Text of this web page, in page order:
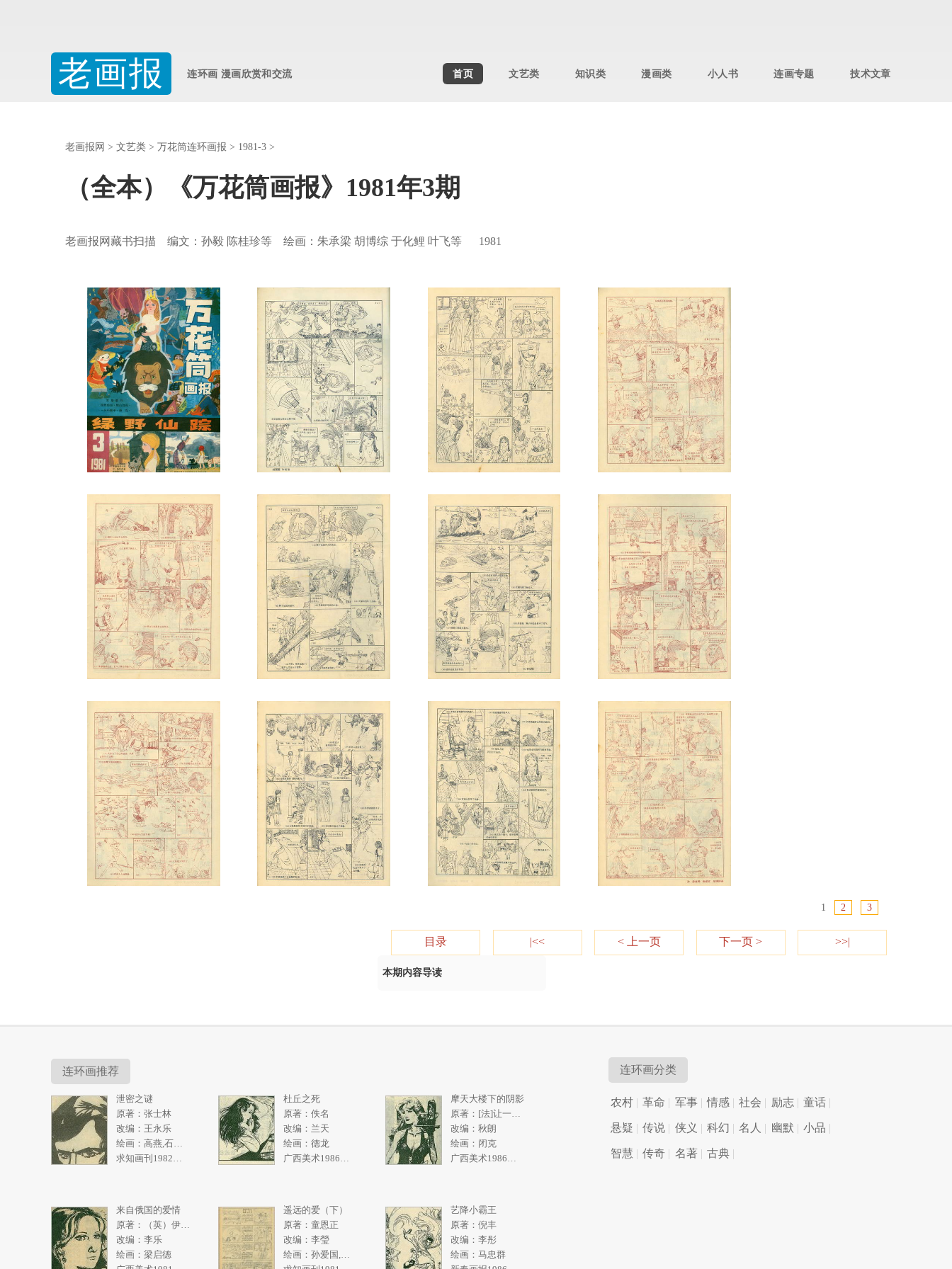
老画报 连环画 漫画欣赏和交流 首页 文艺类 知识类 漫画类 小人书 连画专题 技术文章
老画报网 > 文艺类 > 万花筒连环画报 > 1981-3 >
（全本）《万花筒画报》1981年3期
老画报网藏书扫描 编文：孙毅 陈桂珍等 绘画：朱承梁 胡博综 于化鲤 叶飞等 1981
1 2 3
目录 |<< < 上一页 下一页 > >>|
本期内容导读
连环画推荐
泄密之谜
原著：张士林
改编：王永乐
绘画：高燕,石奇人
求知画刊1982年2期
杜丘之死
原著：佚名
改编：兰天
绘画：德龙
广西美术1986年5期
摩天大楼下的阴影
原著：[法]让一皮埃尔.拉阿里
改编：秋朗
绘画：闭克
广西美术1986年4期
来自俄国的爱情
原著：（英）伊恩弗利明
改编：李乐
绘画：梁启德
遥远的爱（下）
原著：童恩正
改编：李瑩
绘画：孙爱国,张一民
艺降小霸王
原著：倪丰
改编：李彤
绘画：马忠群
连环画分类
农村 革命 军事 情感 社会 励志 童话
悬疑 传说 侠义 科幻 名人 幽默 小品
智慧 传奇 名著 古典